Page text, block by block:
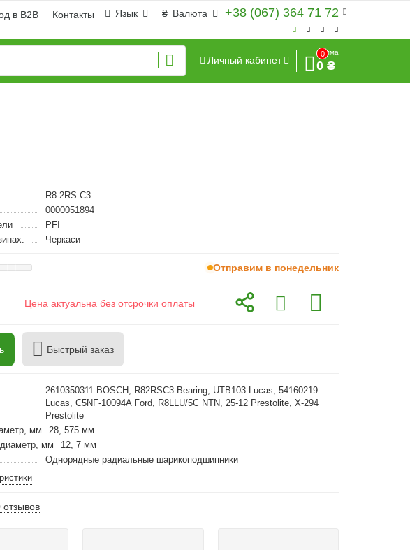
+38 (067) 364 71 72
₴ Валюта
Язык
в B2B Контакты
Личный кабинет
0
Сумма
0 ₴
R8-2RS C3
0000051894
PFI
Черкаси
Отправим в понедельник
Цена актуальна без отсрочки оплаты
Быстрый заказ
2610350311 BOSCH, R82RSC3 Bearing, UTB103 Lucas, 54160219
Lucas, C5NF-10094A Ford, R8LLU/5C NTN, 25-12 Prestolite, X-294
Prestolite
мм
28, 575 мм
мм
12, 7 мм
Однорядные радиальные шарикоподшипники
отзывов